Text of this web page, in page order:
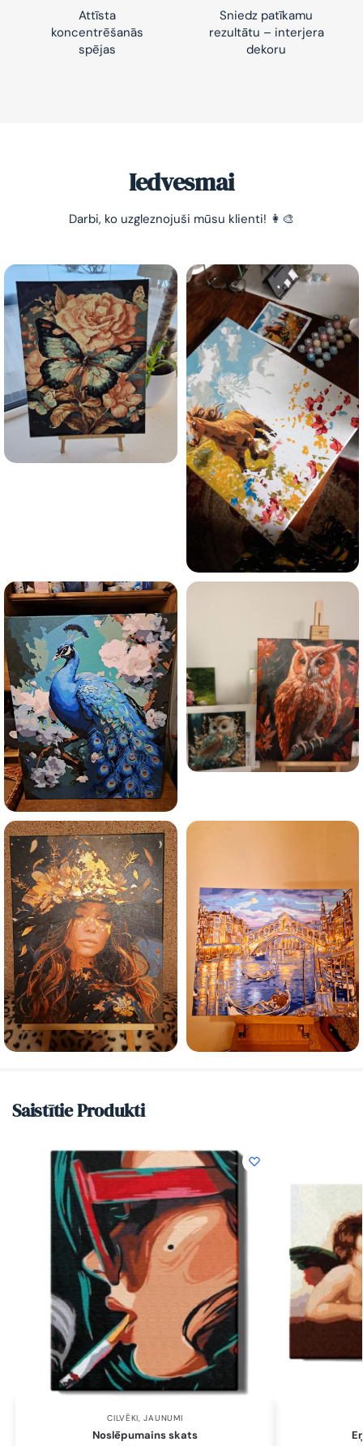
Attīsta
koncentrēšanās
spējas
Sniedz patīkamu
rezultātu – interjera
dekoru
Iedvesmai
Darbi, ko uzgleznojuši mūsu klienti! 👩‍🎨
Saistītie Produkti
CILVĒKI,JAUNUMI
Noslēpumains skats
-10% pirmajam pasūtījumam
GleznoPats.lv Privātuma politika
SAŅEMT -10%